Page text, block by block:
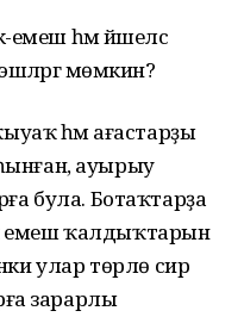
һәм йәшелсә
мөмкин?
һәм ағастарҙы
ауырыу
була. Ботаҡтарҙа
емеш ҡалдыҡтарын
улар төрлө сир
зарарлы